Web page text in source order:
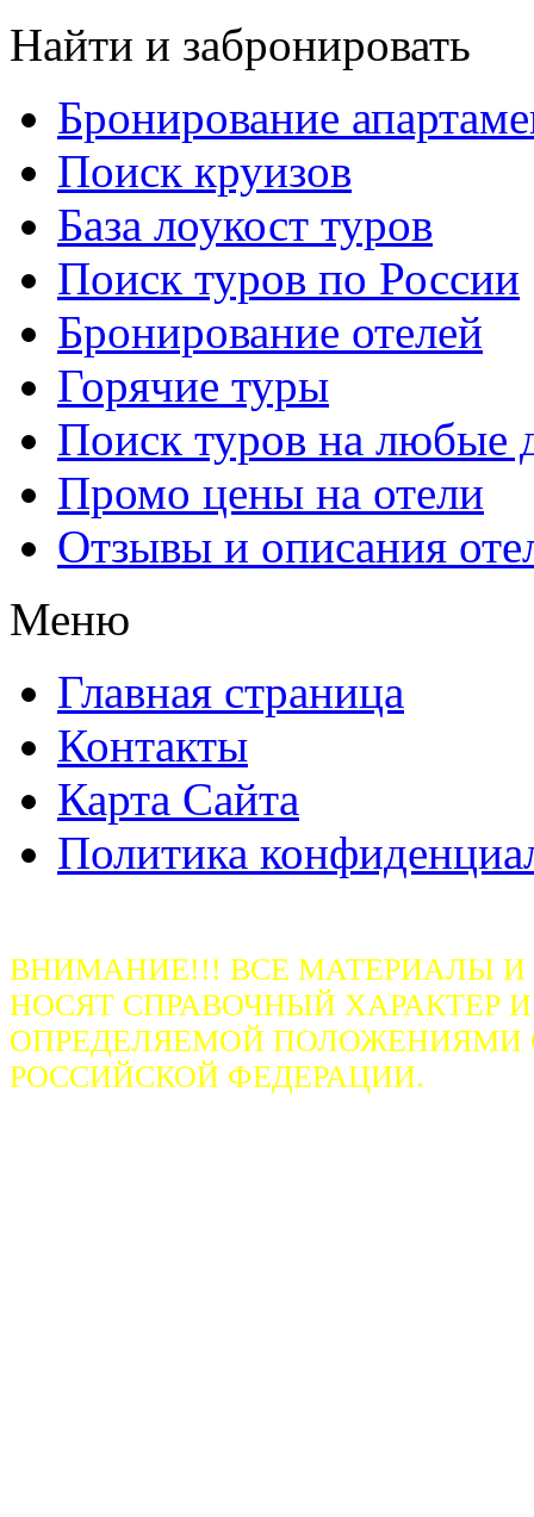
Найти и забронировать
Бронирование
Поиск круизов
База лоукост туров
Поиск туров по России
Бронирование отелей
Горячие туры
Поиск туров на любые
Промо цены на отели
Отзывы и описания
Меню
Главная страница
Контакты
Карта Сайта
Политика
ВНИМАНИЕ!!! ВСЕ МАТЕРИАЛЫ
НОСЯТ СПРАВОЧНЫЙ ХАРАКТЕР
ОПРЕДЕЛЯЕМОЙ ПОЛОЖЕНИЯМИ
РОССИЙСКОЙ ФЕДЕРАЦИИ.